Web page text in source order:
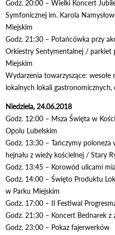
Godz. 20:00 – Wielki Koncert
Symfonicznej im. Karola
Miejskim
Godz. 21:30 – Potańcówka przy
Orkiestry Sentymentalnej / parkiet
Miejskim
Wydarzenia towarzyszące: wesołe
lokalnych lokali
Niedziela, 24.06.2018
Godz. 12:00 – Msza Święta w
Opolu Lubelskim
Godz. 13:30 – Tańczymy
hejnału z wieży kościelnej / Stary
Godz. 13:45 – Korowód ulicami
Godz. 14:00 – Święto Produktu
w Parku Miejskim
Godz. 17:00 – II Festiwal
Godz. 21:30 – Koncert Bednarek z
Godz. 23:00 – Pokaz fajerwerków